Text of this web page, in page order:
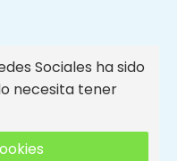
Sociales ha sido
necesita tener